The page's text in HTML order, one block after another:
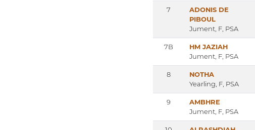
7
ADONIS DE
PIBOUL
Jument, F, PSA
7B
HM JAZIAH
Jument, F, PSA
8
NOTHA
Yearling, F, PSA
9
AMBHRE
Jument, F, PSA